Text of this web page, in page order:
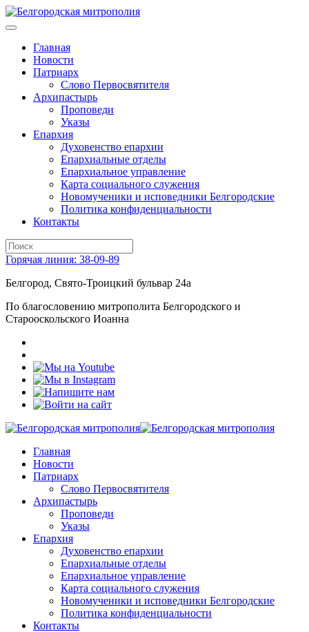
Главная
Новости
Патриарх
Слово Первосвятителя
Архипастырь
Проповеди
Указы
Епархия
Духовенство епархии
Епархиальные отделы
Епархиальное управление
Карта социального служения
Новомученики и исповедники Белгородские
Политика конфиденциальности
Контакты
Горячая линия: 38-09-89
Белгород, Свято-Троицкий бульвар 24а
По благословению митрополита Белгородского и
Старооскольского Иоанна
Главная
Новости
Патриарх
Слово Первосвятителя
Архипастырь
Проповеди
Указы
Епархия
Духовенство епархии
Епархиальные отделы
Епархиальное управление
Карта социального служения
Новомученики и исповедники Белгородские
Политика конфиденциальности
Контакты